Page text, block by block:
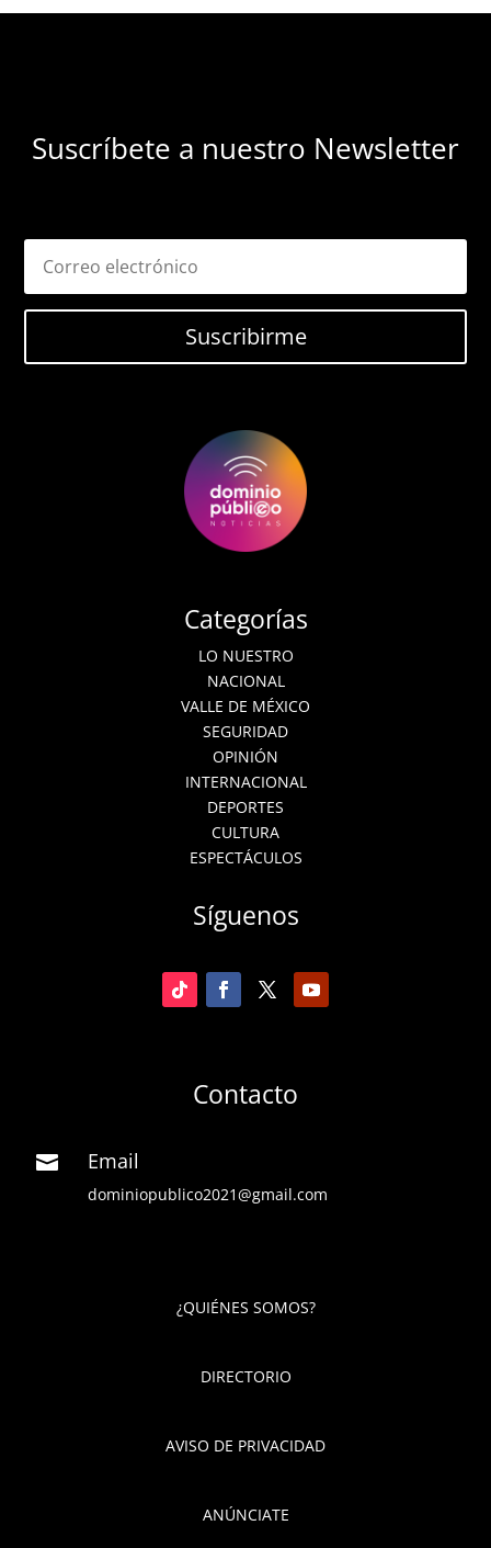
Suscríbete a nuestro Newsletter
Suscribirme
Categorías
LO NUESTRO
NACIONAL
VALLE DE MÉXICO
SEGURIDAD
OPINIÓN
INTERNACIONAL
DEPORTES
CULTURA
ESPECTÁCULOS
Síguenos
Contacto
 Email
dominiopublico2021@gmail.com
¿QUIÉNES SOMOS?
DIRECTORIO
AVISO DE PRIVACIDAD
ANÚNCIATE